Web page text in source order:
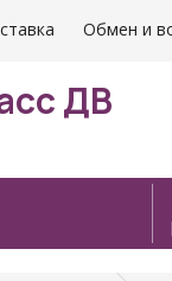
Обмен и
ДВ